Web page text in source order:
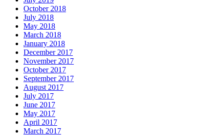
October 2018
July 2018
May 2018
March 2018
January 2018
December 2017
November 2017
October 2017
September 2017
August 2017
July 2017
June 2017
May 2017
April 2017
March 2017